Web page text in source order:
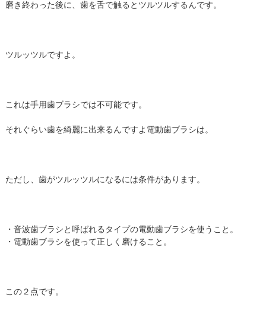
磨き終わった後に、歯を舌で触るとツルツルするんです。
ツルッツルですよ。
これは手用歯ブラシでは不可能です。
それぐらい歯を綺麗に出来るんですよ電動歯ブラシは。
ただし、歯がツルッツルになるには条件があります。
・音波歯ブラシと呼ばれるタイプの電動歯ブラシを使うこと。
・電動歯ブラシを使って正しく磨けること。
この２点です。